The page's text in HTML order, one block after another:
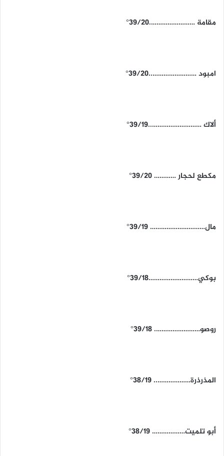
مقامة …………………….39/20°
امبود ……………………..39/20°
ألاك ………………………..39/19°
مكطع لحجار ………… 39/20°
مال………………………… 39/19°
بوكي………………………39/18°
روصو……………………. 39/18°
المذرذرة……………….. 38/19°
أبو تلميت……………… 38/19°